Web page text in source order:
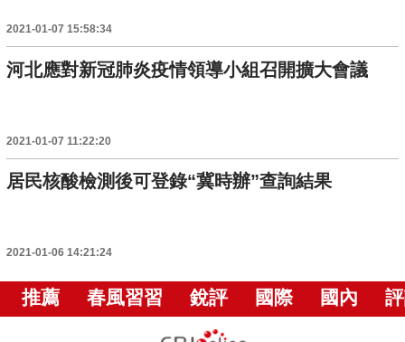
2021-01-07 15:58:34
河北應對新冠肺炎疫情領導小組召開擴大會議
2021-01-07 11:22:20
居民核酸檢測後可登錄“冀時辦”查詢結果
2021-01-06 14:21:24
推薦 春風習習 銳評 國際 國內